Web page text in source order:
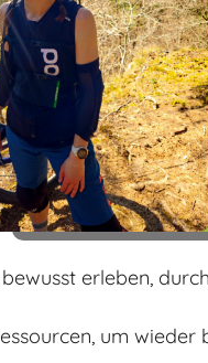
erleben,
um wieder